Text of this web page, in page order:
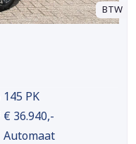
BTW
145 PK
€ 36.940,-
Automaat